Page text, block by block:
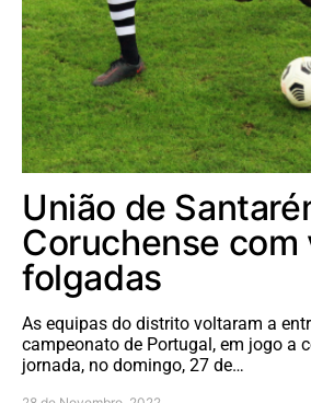
União de
Coruchense com
folgadas
As equipas do distrito voltaram a
campeonato de Portugal, em jogo a
jornada, no domingo, 27 de…